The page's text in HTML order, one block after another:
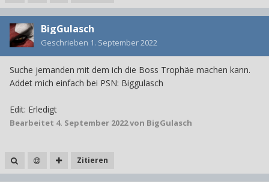
BigGulasch
Geschrieben 1. September 2022
Suche jemanden mit dem ich die Boss Trophäe machen kann.
Addet mich einfach bei PSN: Biggulasch
Edit: Erledigt
Bearbeitet 4. September 2022von BigGulasch
Zitieren